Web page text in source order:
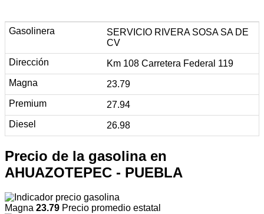
SERVICIO RIVERA SOSA SA DE
CV
Km 108 Carretera Federal 119
23.79
27.94
26.98
Precio de la gasolina en
AHUAZOTEPEC - PUEBLA
Magna 23.79 Precio promedio estatal